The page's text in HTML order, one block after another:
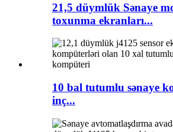
21,5 düymlük Sənaye
toxunma ekranları...
10 bal tutumlu sənaye
inç...